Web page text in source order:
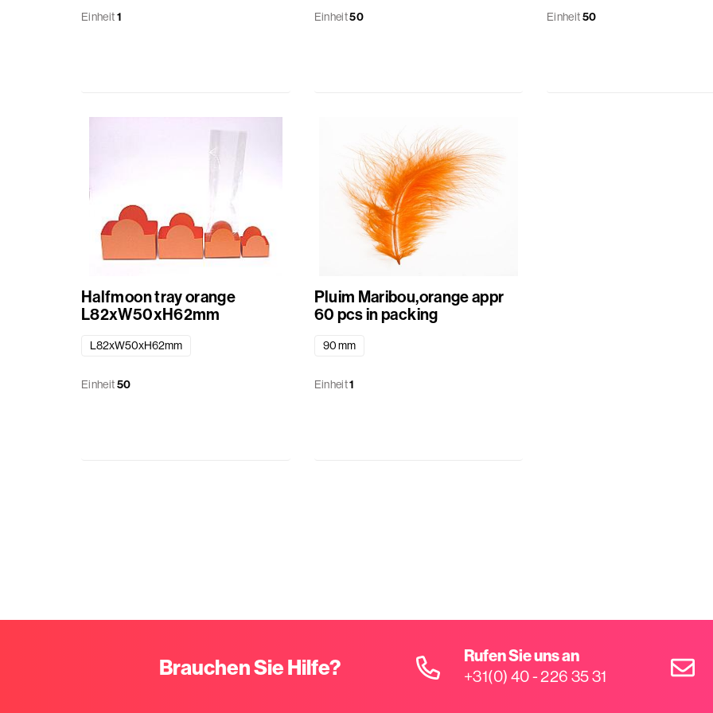
Einheit1 Einheit50 Einheit50
Halfmoon tray orange
L82xW50xH62mm
L82xW50xH62mm
Einheit50
Pluim Maribou,orange appr
60 pcs in packing
90 mm
Einheit1
Brauchen Sie Hilfe?
Rufen Sie uns an
+31(0) 40 - 226 35 31